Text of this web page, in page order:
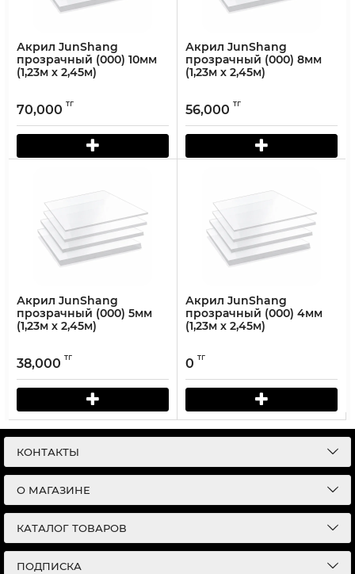
Акрил JunShang
прозрачный (000) 10мм
(1,23м х 2,45м)
70,000 тг
Акрил JunShang
прозрачный (000) 8мм
(1,23м х 2,45м)
56,000 тг
Акрил JunShang
прозрачный (000) 5мм
(1,23м х 2,45м)
38,000 тг
Акрил JunShang
прозрачный (000) 4мм
(1,23м х 2,45м)
0 тг
КОНТАКТЫ
О МАГАЗИНЕ
КАТАЛОГ ТОВАРОВ
ПОДПИСКА